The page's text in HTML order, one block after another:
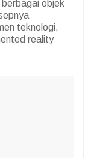
objek
teknologi,
reality